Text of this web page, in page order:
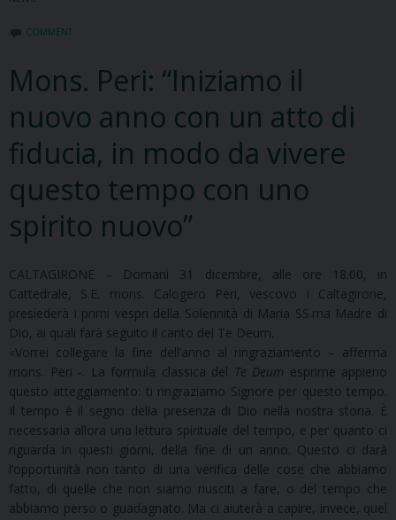
COMMENT
Mons. Peri: “Iniziamo il
nuovo anno con un atto di
fiducia, in modo da vivere
questo tempo con uno
spirito nuovo”
CALTAGIRONE – Domani 31 dicembre, alle ore 18.00, in
Cattedrale, S.E. mons. Calogero Peri, vescovo i Caltagirone,
presiederà i primi vespri della Solennità di Maria SS.ma Madre di
Dio, ai quali farà seguito il canto del Te Deum.
«Vorrei collegare la fine dell’anno al ringraziamento – afferma
mons. Peri -. La formula classica del Te Deum esprime appieno
questo atteggiamento: ti ringraziamo Signore per questo tempo.
Il tempo è il segno della presenza di Dio nella nostra storia. È
necessaria allora una lettura spirituale del tempo, e per quanto ci
riguarda in questi giorni, della fine di un anno. Questo ci darà
l’opportunità non tanto di una verifica delle cose che abbiamo
fatto, di quelle che non siamo riusciti a fare, o del tempo che
abbiamo perso o guadagnato. Ma ci aiuterà a capire, invece, quel